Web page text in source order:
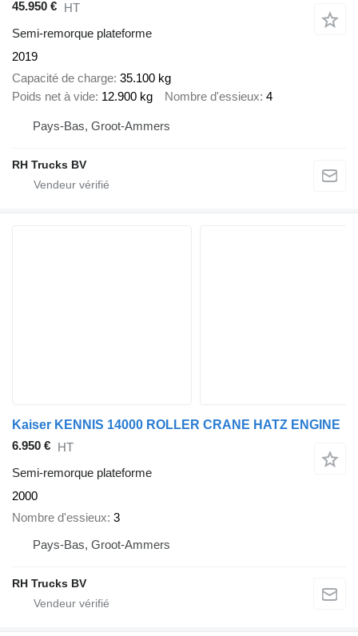
45.950 € HT
Semi-remorque plateforme
2019
Capacité de charge 35.100 kg
Poids net à vide 12.900 kg Nombre d'essieux 4
Pays-Bas, Groot-Ammers
RH Trucks BV
Kaiser KENNIS 14000 ROLLER CRANE HATZ ENGINE
6.950 € HT
Semi-remorque plateforme
2000
Nombre d'essieux 3
Pays-Bas, Groot-Ammers
RH Trucks BV